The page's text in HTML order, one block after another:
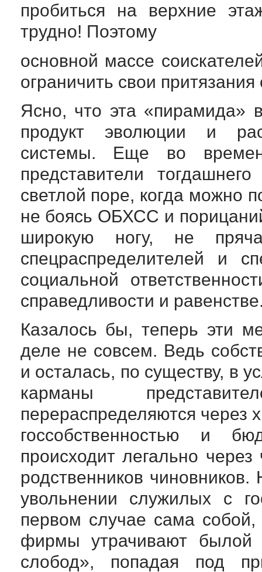
пробиться на верхние
трудно! Поэтому
основной массе
ограничить свои
Ясно, что эта «пирамида»
продукт эволюции и
системы. Еще во
представители
светлой поре, когда можно
не боясь ОБХСС и
широкую ногу, не
спецраспределителей и
социальной
справедливости и
Казалось бы, теперь эти
деле не совсем. Ведь
и осталась, по существу, в
карманы
перераспределяются через
госсобственностью и
происходит легально
родственников
увольнении служилых с
первом случае сама
фирмы утрачивают былой
слобод», попадая под